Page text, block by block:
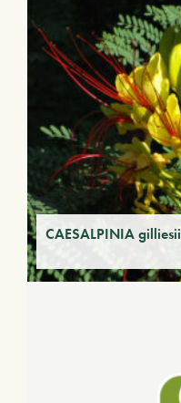
CAESALPINIA gilliesii